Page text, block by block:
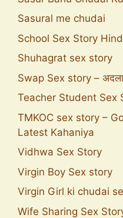
Sasural me chudai
School Sex Story
Shuhagrat sex story
Swap Sex story – अदला
Teacher Student Sex
TMKOC sex story –
Latest Kahaniya
Vidhwa Sex Story
Virgin Boy Sex story
Virgin Girl ki chudai
Wife Sharing Sex